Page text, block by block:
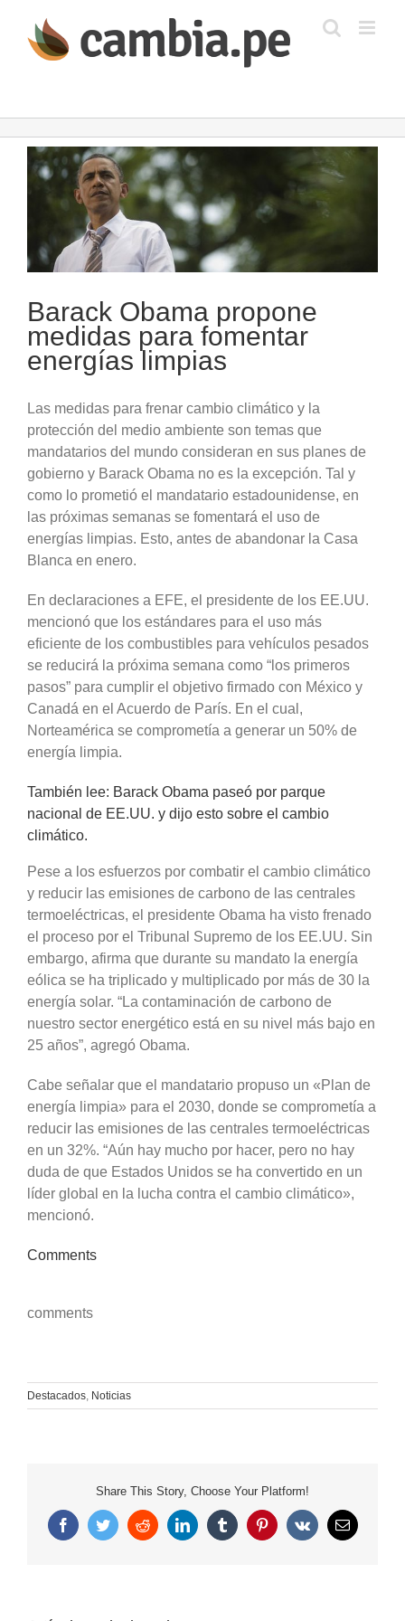
contenido
Ver
imagen
Barack Obama propone
medidas para fomentar
energías limpias
Las medidas para frenar cambio climático y la
protección del medio ambiente son temas que
mandatarios del mundo consideran en sus planes de
gobierno y Barack Obama no es la excepción. Tal y
como lo prometió el mandatario estadounidense, en
las próximas semanas se fomentará el uso de
energías limpias. Esto, antes de abandonar la Casa
Blanca en enero.
En declaraciones a EFE, el presidente de los EE.UU.
mencionó que los estándares para el uso más
eficiente de los combustibles para vehículos pesados
se reducirá la próxima semana como “los primeros
pasos” para cumplir el objetivo firmado con México y
Canadá en el Acuerdo de París. En el cual,
Norteamérica se comprometía a generar un 50% de
energía limpia.
También lee: Barack Obama paseó por parque
nacional de EE.UU. y dijo esto sobre el cambio
climático.
Pese a los esfuerzos por combatir el cambio climático
y reducir las emisiones de carbono de las centrales
termoeléctricas, el presidente Obama ha visto frenado
el proceso por el Tribunal Supremo de los EE.UU. Sin
embargo, afirma que durante su mandato la energía
eólica se ha triplicado y multiplicado por más de 30 la
energía solar. “La contaminación de carbono de
nuestro sector energético está en su nivel más bajo en
25 años”, agregó Obama.
Cabe señalar que el mandatario propuso un «Plan de
energía limpia» para el 2030, donde se comprometía a
reducir las emisiones de las centrales termoeléctricas
en un 32%. “Aún hay mucho por hacer, pero no hay
duda de que Estados Unidos se ha convertido en un
líder global en la lucha contra el cambio climático»,
mencionó.
Comments
comments
Destacados Noticias
Share This Story, Choose Your Platform!
FacebookTwitterRedditLinkedInTumblrPinterestVk
Correo